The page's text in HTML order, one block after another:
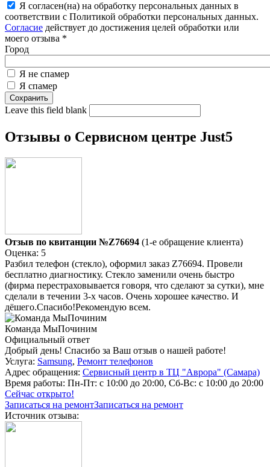
Я согласен(на) на обработку персональных данных в
соответствии с Политикой обработки персональных данных.
Согласие действует до достижения целей обработки или
моего отзыва *
Город
Я не спамер
Я спамер
Leave this field blank
Отзывы о Сервисном центре Just5
Отзыв по квитанции №Z76694 (1-е обращение клиента)
Оценка: 5
Разбил телефон (стекло), оформил заказ Z76694. Провели
бесплатно диагностику. Стекло заменили очень быстро
(фирма перестраховывается говоря, что сделают за сутки), мне
сделали в течении 3-х часов. Очень хорошее качество. И
дёшего.Спасибо!Рекомендую всем.
Команда МыПочиним
Официальный ответ
Добрый день! Спасибо за Ваш отзыв о нашей работе!
Услуга: Samsung, Ремонт телефонов
Адрес обращения: Сервисный центр в ТЦ "Аврора" (Самара)
Время работы: Пн-Пт: с 10:00 до 20:00, Сб-Вс: с 10:00 до 20:00
Сейчас открыто!
Записаться на ремонтЗаписаться на ремонт
Источник отзыва: